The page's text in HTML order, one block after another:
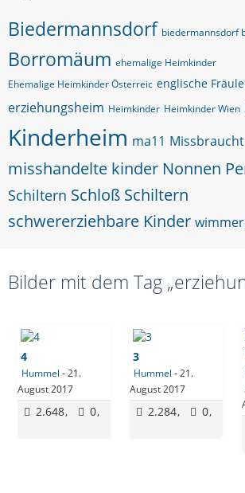
Biedermannsdorf biedermannsdorf
Borromäum ehemalige Heimkinder
Ehemalige Heimkinder Österreic englische
erziehungsheim Heimkinder Heimkinder Wien
Kinderheim ma11
misshandelte kinder Nonnen
Schiltern Schloß Schiltern
schwererziehbare Kinder
Bilder mit dem Tag
4
Hummel -21.
August 2017
2.648 0
3
Hummel -21.
August 2017
2.284 0